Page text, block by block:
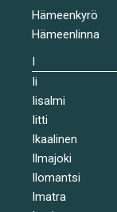
Hämeenkyrö
Hämeenlinna
I
Ii
Iisalmi
Iitti
Ikaalinen
Ilmajoki
Ilomantsi
Imatra